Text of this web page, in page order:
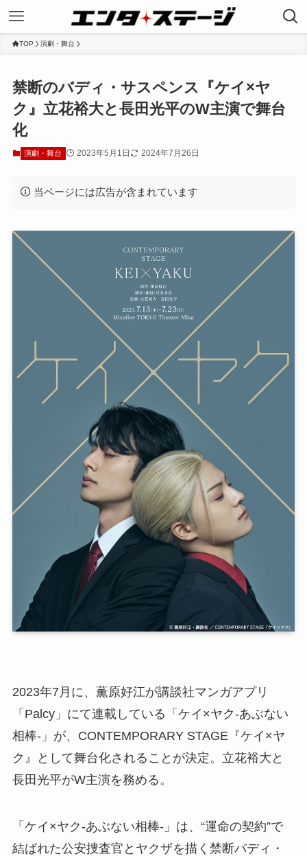
TOP 演劇・舞台
禁断のバディ・サスペンス『ケイ×ヤ
ク』立花裕大と長田光平のW主演で舞台
化
演劇・舞台 2023年5月1日 2024年7月26日
当ページには広告が含まれています
2023年7月に、薫原好江が講談社マンガアプリ
「Palcy」にて連載している「ケイ×ヤク-あぶない
相棒-」が、CONTEMPORARY STAGE『ケイ×ヤ
ク』として舞台化されることが決定。立花裕大と
長田光平がW主演を務める。
「ケイ×ヤク-あぶない相棒-」は、“運命の契約”で
結ばれた公安捜査官とヤクザを描く禁断バディ・